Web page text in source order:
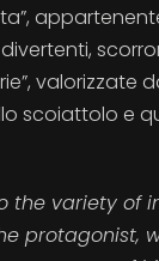
valorizzate
scoiattolo e
the variety of
protagonist,